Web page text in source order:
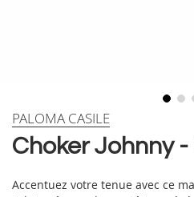
Skip
theChoker Johnny
PALOMA CASILE
Accentuez votre tenue avec ce